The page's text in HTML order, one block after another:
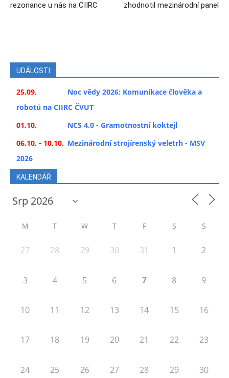
rezonance u nás na CIIRC
zhodnotil mezinárodní panel
UDÁLOSTI
25.09.
Noc vědy 2026: Komunikace člověka a
robotů na CIIRC ČVUT
01.10.
NCS 4.0 - Gramotnostní koktejl
06.10. - 10.10. Mezinárodní strojírenský veletrh - MSV
2026
KALENDÁŘ
M T W T F S S
27 28 29 30 31 1 2
3 4 5 6 7 8 9
10 11 12 13 14 15 16
17 18 19 20 21 22 23
24 25 26 27 28 29 30